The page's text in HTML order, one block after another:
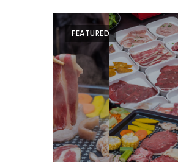
ห้าม
พลาด
ฤดู
หนาว
นี้
กับ
PING
FAI
FEATURED